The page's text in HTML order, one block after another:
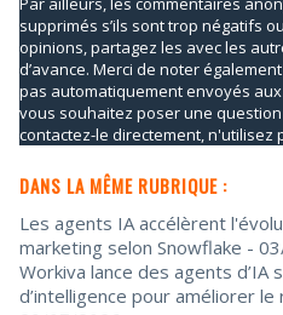
supprimés s’ils sont trop négatifs
opinions, partagez les avec les
d’avance. Merci de noter
pas automatiquement envoyés
vous souhaitez poser une
contactez-le directement, n'utilisez
DANS LA MÊME RUBRIQUE :
Les agents IA accélèrent
marketing selon Snowflake -
Workiva lance des agents d’IA
d’intelligence pour améliorer